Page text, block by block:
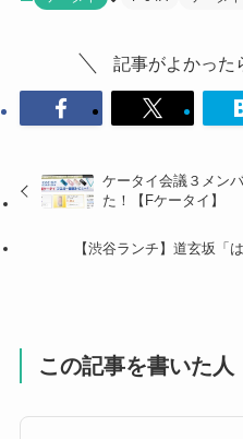
記事がよかった
ケータイ会議３メン
た！【Fケータイ】
【渋谷ランチ】道玄坂「
この記事を書いた人